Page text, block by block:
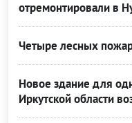
отремонтировали в
Четыре лесных
Новое здание для
Иркутской области